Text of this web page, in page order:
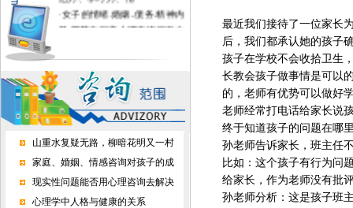
女子的情绪.婚姻..债务.精神内
耗.噩梦在深度心理咨询催眠中
家长好好做心理咨询，孩子才
正常上学了
·心理咨询能挽回婚恋情感吗？
山重水复疑无路，柳暗花明又一村
家庭、婚姻、情感咨询对孩子的成
现实性问题能否用心理咨询去解决
心理学中人格与健康的关系
最近我们接待了一位家长
后，我们都承认她的孩子
孩子在学校不会收拾卫生
长教会孩子做事情是可以
的，老师有优势可以做好
老师经常打电话给家长说
终于知道孩子的问题在哪
孙老师告诉家长，班主任
比如：这个孩子有行为问
给家长，作为老师没有批
孙老师分析：这是孩子班